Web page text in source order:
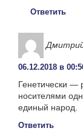
Ответить
06.12.2018 в
Генетически —
носителями
единый народ.
Ответить